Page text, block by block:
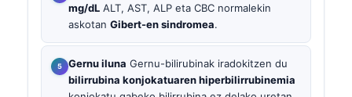
mg/dL ALT, AST, ALP eta CBC normalekin
askotan Gibert-en sindromea.
Gernu iluna Gernu-bilirubinak iradokitzen du
bilirrubina konjokatuaren hiperbilirrubinemia